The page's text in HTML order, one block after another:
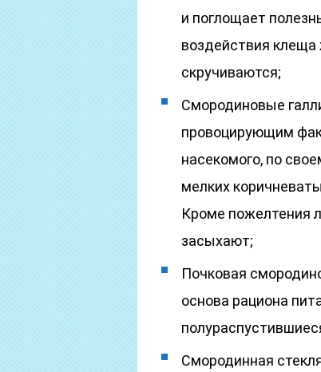
и поглощает
воздействия
скручиваются;
Смородиновые
провоцирующим
насекомого, по
мелких
Кроме пожелтения
засыхают;
Почковая
основа рациона
Смородинная